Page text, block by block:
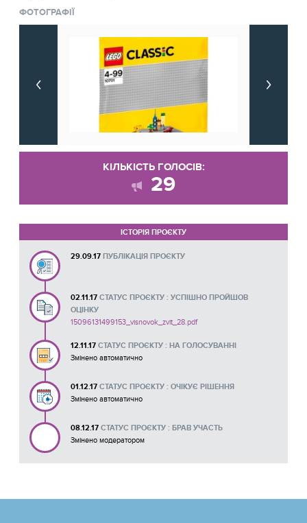
ФОТОГРАФІЇ
КІЛЬКІСТЬ ГОЛОСІВ:
29
ІСТОРІЯ ПРОЄКТУ
29.09.17 ПУБЛІКАЦІЯ ПРОЄКТУ
02.11.17 СТАТУС ПРОЄКТУ : УСПІШНО ПРОЙШОВ
ОЦІНКУ
15096131499153_visnovok_zvit_28.pdf
12.11.17 СТАТУС ПРОЄКТУ : НА ГОЛОСУВАННІ
Змінено автоматично
01.12.17 СТАТУС ПРОЄКТУ : ОЧІКУЄ РІШЕННЯ
Змінено автоматично
08.12.17 СТАТУС ПРОЄКТУ : БРАВ УЧАСТЬ
Змінено модератором